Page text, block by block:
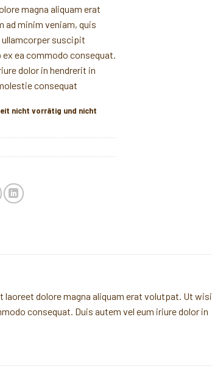
magna aliquam erat
ad minim veniam, quis
suscipit
ea commodo consequat.
dolor in hendrerit in
consequat
nicht vorrätig und nicht
dolore magna aliquam erat volutpat. Ut wisi
consequat. Duis autem vel eum iriure dolor in